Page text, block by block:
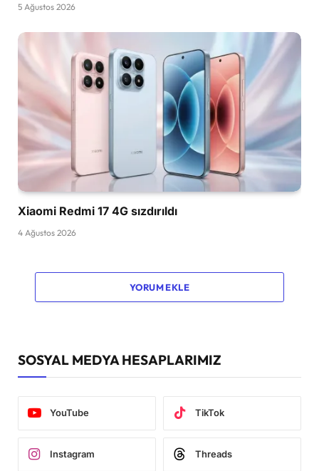
5 Ağustos 2026
Xiaomi Redmi 17 4G sızdırıldı
4 Ağustos 2026
YORUM EKLE
SOSYAL MEDYA HESAPLARIMIZ
YouTube TikTok
Instagram Threads